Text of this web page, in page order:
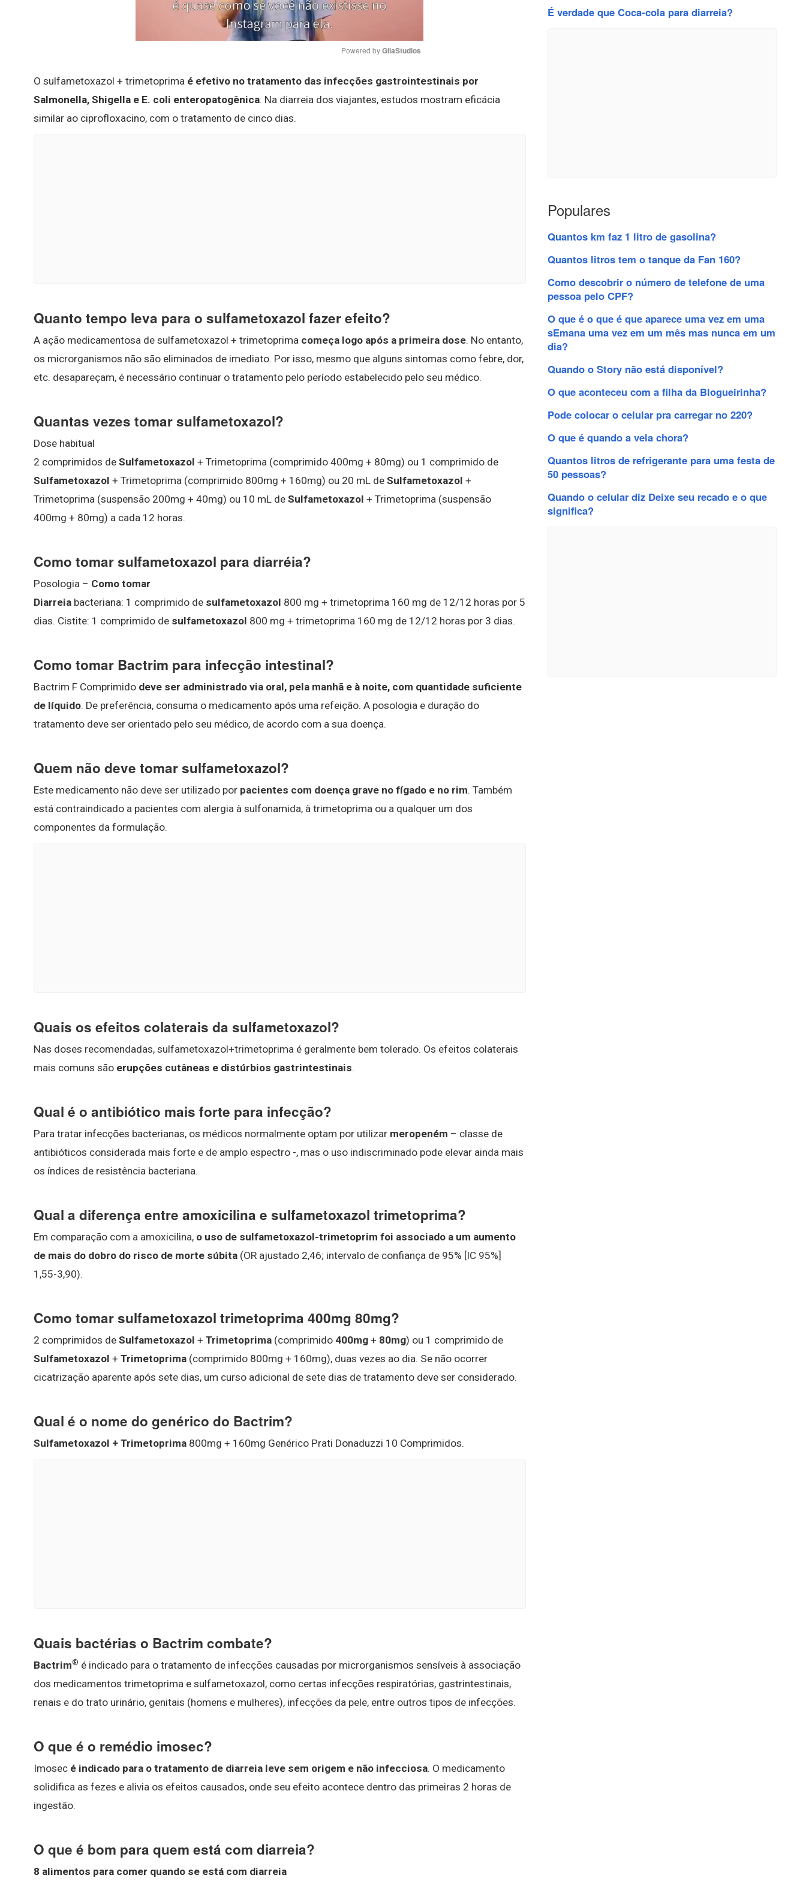
Mute
Powered by GliaStudios
O sulfametoxazol + trimetoprima é efetivo no tratamento das infecções gastrointestinais por
Salmonella, Shigella e E. coli enteropatogênica. Na diarreia dos viajantes, estudos mostram eficácia
similar ao ciprofloxacino, com o tratamento de cinco dias.
Quanto tempo leva para o sulfametoxazol fazer efeito?
A ação medicamentosa de sulfametoxazol + trimetoprima começa logo após a primeira dose. No entanto,
os microrganismos não são eliminados de imediato. Por isso, mesmo que alguns sintomas como febre, dor,
etc. desapareçam, é necessário continuar o tratamento pelo período estabelecido pelo seu médico.
Quantas vezes tomar sulfametoxazol?
Dose habitual
2 comprimidos de Sulfametoxazol + Trimetoprima (comprimido 400mg + 80mg) ou 1 comprimido de
Sulfametoxazol + Trimetoprima (comprimido 800mg + 160mg) ou 20 mL de Sulfametoxazol +
Trimetoprima (suspensão 200mg + 40mg) ou 10 mL de Sulfametoxazol + Trimetoprima (suspensão
400mg + 80mg) a cada 12 horas.
Como tomar sulfametoxazol para diarréia?
Posologia – Como tomar
Diarreia bacteriana: 1 comprimido de sulfametoxazol 800 mg + trimetoprima 160 mg de 12/12 horas por 5
dias. Cistite: 1 comprimido de sulfametoxazol 800 mg + trimetoprima 160 mg de 12/12 horas por 3 dias.
Como tomar Bactrim para infecção intestinal?
Bactrim F Comprimido deve ser administrado via oral, pela manhã e à noite, com quantidade suficiente
de líquido. De preferência, consuma o medicamento após uma refeição. A posologia e duração do
tratamento deve ser orientado pelo seu médico, de acordo com a sua doença.
Quem não deve tomar sulfametoxazol?
Este medicamento não deve ser utilizado por pacientes com doença grave no fígado e no rim. Também
está contraindicado a pacientes com alergia à sulfonamida, à trimetoprima ou a qualquer um dos
componentes da formulação.
Quais os efeitos colaterais da sulfametoxazol?
Nas doses recomendadas, sulfametoxazol+trimetoprima é geralmente bem tolerado. Os efeitos colaterais
mais comuns são erupções cutâneas e distúrbios gastrintestinais.
Qual é o antibiótico mais forte para infecção?
Para tratar infecções bacterianas, os médicos normalmente optam por utilizar meropeném – classe de
antibióticos considerada mais forte e de amplo espectro -, mas o uso indiscriminado pode elevar ainda mais
os índices de resistência bacteriana.
Qual a diferença entre amoxicilina e sulfametoxazol trimetoprima?
Em comparação com a amoxicilina, o uso de sulfametoxazol-trimetoprim foi associado a um aumento
de mais do dobro do risco de morte súbita (OR ajustado 2,46; intervalo de confiança de 95% [IC 95%]
1,55-3,90).
Como tomar sulfametoxazol trimetoprima 400mg 80mg?
2 comprimidos de Sulfametoxazol + Trimetoprima (comprimido 400mg + 80mg) ou 1 comprimido de
Sulfametoxazol + Trimetoprima (comprimido 800mg + 160mg), duas vezes ao dia. Se não ocorrer
cicatrização aparente após sete dias, um curso adicional de sete dias de tratamento deve ser considerado.
Qual é o nome do genérico do Bactrim?
Sulfametoxazol + Trimetoprima 800mg + 160mg Genérico Prati Donaduzzi 10 Comprimidos.
Quais bactérias o Bactrim combate?
Bactrim® é indicado para o tratamento de infecções causadas por microrganismos sensíveis à associação
dos medicamentos trimetoprima e sulfametoxazol, como certas infecções respiratórias, gastrintestinais,
renais e do trato urinário, genitais (homens e mulheres), infecções da pele, entre outros tipos de infecções.
O que é o remédio imosec?
Imosec é indicado para o tratamento de diarreia leve sem origem e não infecciosa. O medicamento
solidifica as fezes e alivia os efeitos causados, onde seu efeito acontece dentro das primeiras 2 horas de
ingestão.
O que é bom para quem está com diarreia?
8 alimentos para comer quando se está com diarreia
É verdade que Coca-cola para diarreia?
Populares
Quantos km faz 1 litro de gasolina?
Quantos litros tem o tanque da Fan 160?
Como descobrir o número de telefone de uma
pessoa pelo CPF?
O que é o que é que aparece uma vez em uma
sEmana uma vez em um mês mas nunca em um
dia?
Quando o Story não está disponível?
O que aconteceu com a filha da Blogueirinha?
Pode colocar o celular pra carregar no 220?
O que é quando a vela chora?
Quantos litros de refrigerante para uma festa de
50 pessoas?
Quando o celular diz Deixe seu recado e o que
significa?